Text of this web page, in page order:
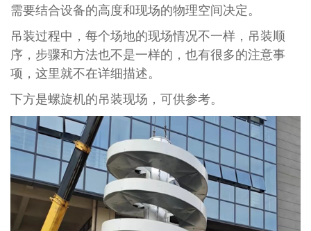
需要结合设备的高度和现场的物理空间决定。
吊装过程中，每个场地的现场情况不一样，吊装顺
序，步骤和方法也不是一样的，也有很多的注意事
项，这里就不在详细描述。
下方是螺旋机的吊装现场，可供参考。